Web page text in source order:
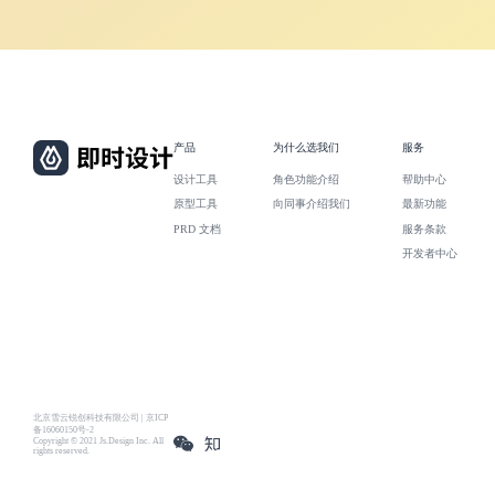
北京雪云锐创科技有限公司 | 京ICP
备16060150号-2
Copyright © 2021 Js.Design Inc. All
rights reserved.
产品
设计工具
原型工具
PRD 文档
为什么选我们
角色功能介绍
向同事介绍我们
服务
帮助中心
最新功能
服务条款
开发者中心